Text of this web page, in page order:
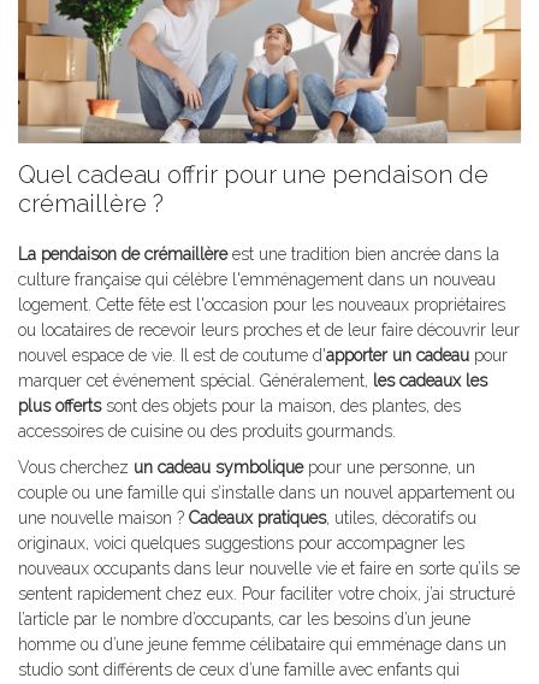
Quel cadeau offrir pour une pendaison de
crémaillère ?
La pendaison de crémaillèreest une tradition bien ancrée dans la
culture française qui célèbre l'emménagement dans un nouveau
logement. Cette fête est l'occasion pour les nouveaux propriétaires
ou locataires de recevoir leurs proches et de leur faire découvrir leur
nouvel espace de vie. Il est de coutume d'apporter un cadeau pour
marquer cet événement spécial. Généralement, les cadeaux les
plus offertssont des objets pour la maison, des plantes, des
accessoires de cuisine ou des produits gourmands.
Vous cherchez un cadeau symboliquepour une personne, un
couple ou une famille qui s’installe dans un nouvel appartement ou
une nouvelle maison ? Cadeaux pratiques, utiles, décoratifs ou
originaux, voici quelques suggestions pour accompagner les
nouveaux occupants dans leur nouvelle vie et faire en sorte qu’ils se
sentent rapidement chez eux. Pour faciliter votre choix, j’ai structuré
l’article par le nombre d’occupants, car les besoins d’un jeune
homme ou d’une jeune femme célibataire qui emménage dans un
studio sont différents de ceux d’une famille avec enfants qui